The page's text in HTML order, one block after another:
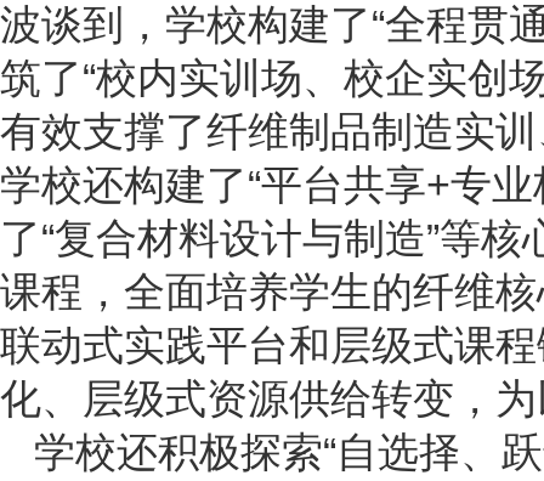
波谈到，学校构建了“全程贯
筑了“校内实训场、校企实创
有效支撑了纤维制品制造实
学校还构建了“平台共享+专
了“复合材料设计与制造”等
课程，全面培养学生的纤维
联动式实践平台和层级式课
化、层级式资源供给转变，
学校还积极探索“自选择、